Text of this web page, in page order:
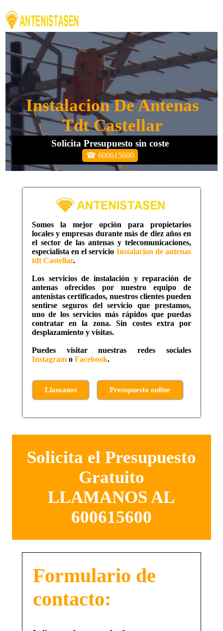
Instalacion De Antenas
Tdt Castellar
Solicita Presupuesto sin coste
☎ 600615600
Somos la mejor opción para propietarios
locales y empresas durante más de diez años en
el sector de las antenas y telecomunicaciones,
especialista en el servicio Instalacion de antenas
tdt Castellar.
Los servicios de instalación y reparación de
antenas ofrecidos por nuestro equipo de
antenistas certificados, nuestros clientes pueden
sentirse seguros del servicio que prestamos,
uno de los servicios más rápidos que puedas
contratar en la zona. Sin costes extra por
desplazamiento y visitas.
Puedes visitar nuestras redes sociales
Instagramo Facebook.
Llamanos Presupuesto online
Solicita el Presupuesto
Gratuito
LLAMANOS AL
600615600
Formulario de
contacto: